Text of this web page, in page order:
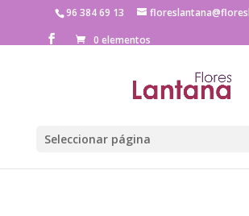
96 384 69 13
0 elementos
Seleccionar página